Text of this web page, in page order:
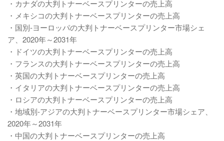
・カナダの大判トナーベースプリンターの売上高
・メキシコの大判トナーベースプリンターの売上高
・国別-ヨーロッパの大判トナーベースプリンター市場シェ
ア、2020年～2031年
・ドイツの大判トナーベースプリンターの売上高
・フランスの大判トナーベースプリンターの売上高
・英国の大判トナーベースプリンターの売上高
・イタリアの大判トナーベースプリンターの売上高
・ロシアの大判トナーベースプリンターの売上高
・地域別-アジアの大判トナーベースプリンター市場シェア、
2020年～2031年
・中国の大判トナーベースプリンターの売上高